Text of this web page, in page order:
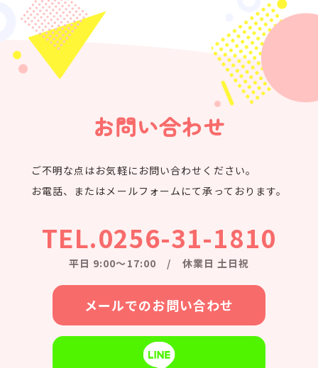
児童施設
その他・事業部門 中央いきいきセンター
お問い合わせ
ご不明な点はお気軽にお問い合わせください。
お電話、またはメールフォームにて承っております。
TEL.0256-31-1810
平日 9:00〜17:00 / 休業日 土日祝
メールでのお問い合わせ